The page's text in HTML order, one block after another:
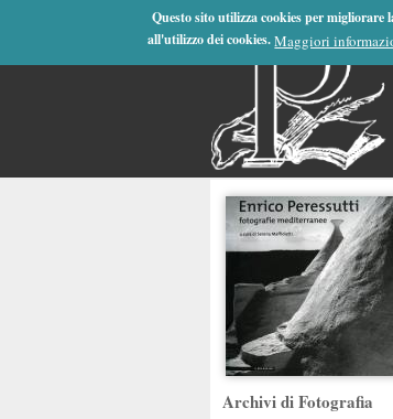
Questo sito utilizza cookies per migliorare
all'utilizzo dei cookies. Maggiori
Archivi di Fotografia